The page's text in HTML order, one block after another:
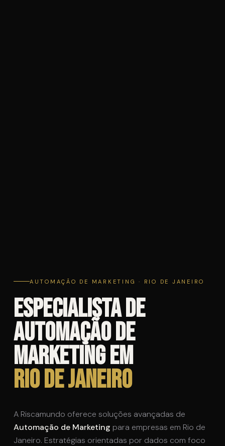
AUTOMAÇÃO DE MARKETING · RIO DE JANEIRO
Especialista de
Automação de
Marketing em
Rio de Janeiro
A Riscamundo oferece soluções avançadas de
Automação de Marketing para empresas em Rio de
Janeiro. Estratégias orientadas por dados com foco